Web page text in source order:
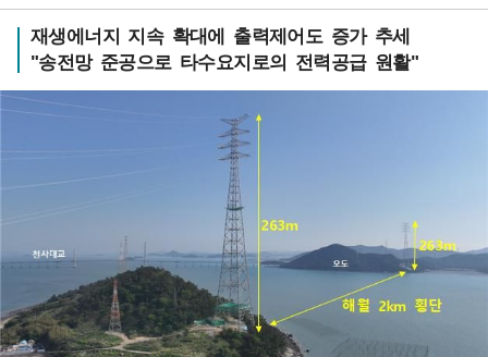
재생에너지 지속 확대에 출력제어도 증가 추세
"송전망 준공으로 타수요지로의 전력공급 원활"